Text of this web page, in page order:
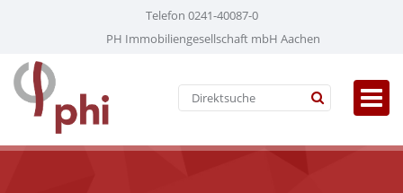
Telefon 0241-40087-0
PH Immobiliengesellschaft mbH Aachen